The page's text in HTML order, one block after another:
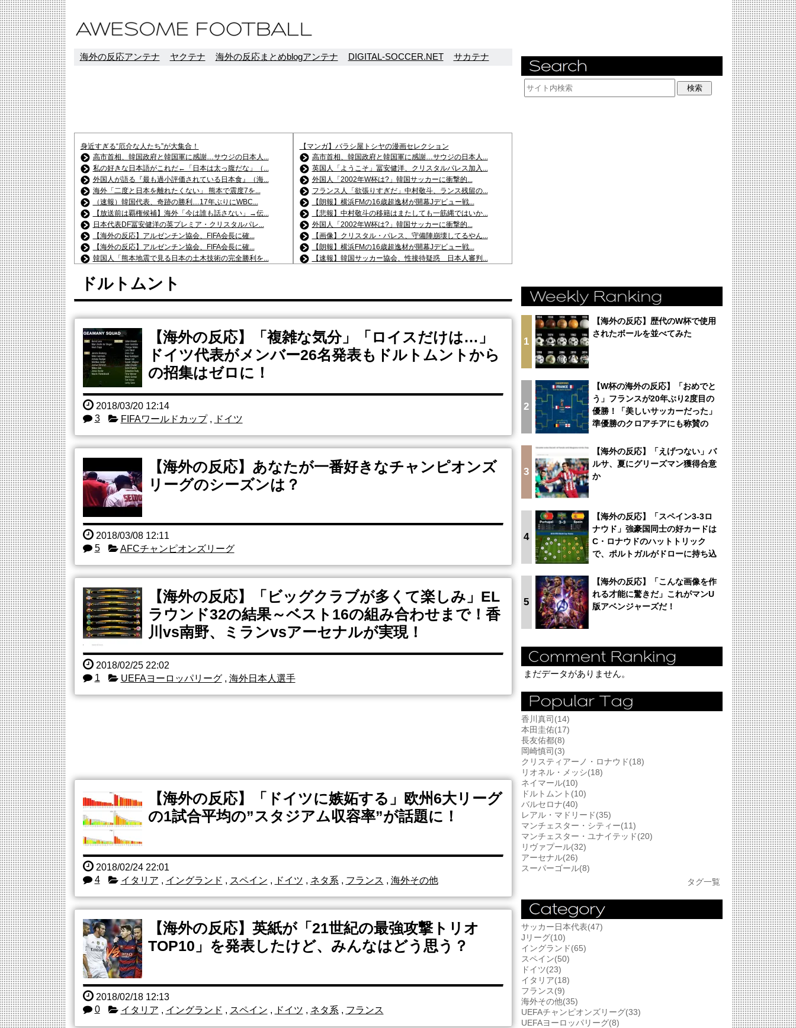
海外の反応アンテナ ヤクテナ 海外の反応まとめblogアンテナ DIGITAL-SOCCER.NET サカテナ
身近すぎる“厄介な人たち”が大集合！
高市首相、韓国政府と韓国軍に感謝…サウジの日本人...
私の好きな日本語がこれだ←「日本は太っ腹だな」（...
外国人が語る『最も過小評価されている日本食』（海...
海外「二度と日本を離れたくない」 熊本で震度7を...
（速報）韓国代表、奇跡の勝利…17年ぶりにWBC...
【放送前は覇権候補】海外「今は誰も話さない」→伝...
日本代表DF冨安健洋の英プレミア・クリスタルパレ...
【海外の反応】アルゼンチン協会、FIFA会長に確...
【海外の反応】アルゼンチン協会、FIFA会長に確...
韓国人「熊本地震で見る日本の土木技術の完全勝利を...
海外「まるでタイムスリップしたみたいだ…！」日本...
【海外】Metal Hammer：ダウンロード・...
韓国サッカー前監督を任意聴取…業務上背任などの容...
外国人「日本の未来は安泰だ」16歳MF三井寺眞、...
Powered by livedoor 相互RSS
【マンガ】バラシ屋トシヤの漫画セレクション
高市首相、韓国政府と韓国軍に感謝…サウジの日本人...
英国人「ようこそ」冨安健洋、クリスタルパレス加入...
外国人「2002年W杯は?」韓国サッカーに衝撃的...
フランス人「欲張りすぎだ」中村敬斗、ランス残留の...
【朗報】横浜FMの16歳超逸材が開幕Jデビュー戦...
【悲報】中村敬斗の移籍はまたしても一筋縄ではいか...
外国人「2002年W杯は?」韓国サッカーに衝撃的...
【画像】クリスタル・パレス、守備陣崩壊してるやん...
【朗報】横浜FMの16歳超逸材が開幕Jデビュー戦...
【速報】韓国サッカー協会、性接待疑惑 日本人審判...
...
...
Powered by livedoor 相互RSS
ドルトムント
【海外の反応】「複雑な気分」「ロイスだけは…」
ドイツ代表がメンバー26名発表もドルトムントから
の招集はゼロに！
2018/03/20 12:14
3
FIFAワールドカップ, ドイツ
【海外の反応】あなたが一番好きなチャンピオンズ
リーグのシーズンは？
2018/03/08 12:11
5
AFCチャンピオンズリーグ
【海外の反応】「ビッグクラブが多くて楽しみ」EL
ラウンド32の結果～ベスト16の組み合わせまで！香
川vs南野、ミランvsアーセナルが実現！
2018/02/25 22:02
1
UEFAヨーロッパリーグ, 海外日本人選手
【海外の反応】「ドイツに嫉妬する」欧州6大リーグ
の1試合平均の”スタジアム収容率”が話題に！
2018/02/24 22:01
4
イタリア , イングランド , スペイン , ドイツ , ネタ系 , フランス , 海外その他
【海外の反応】英紙が「21世紀の最強攻撃トリオ
TOP10」を発表したけど、みんなはどう思う？
2018/02/18 12:13
0
イタリア , イングランド , スペイン , ドイツ , ネタ系 , フランス
1
【海外の反応】歴代のW杯で使用
されたボールを並べてみた
2
【W杯の海外の反応】「おめでと
う」フランスが20年ぶり2度目の
優勝！「美しいサッカーだった」
準優勝のクロアチアにも称賛の
3
【海外の反応】「えげつない」バ
ルサ、夏にグリーズマン獲得合意
か
4
【海外の反応】「スペイン3-3ロ
ナウド」強豪国同士の好カードは
C・ロナウドのハットトリック
で、ポルトガルがドローに持ち込
5
【海外の反応】「こんな画像を作
れる才能に驚きだ」これがマンU
版アベンジャーズだ！
まだデータがありません。
香川真司(14)
本田圭佑(17)
長友佑都(8)
岡崎慎司(3)
クリスティアーノ・ロナウド(18)
リオネル・メッシ(18)
ネイマール(10)
ドルトムント(10)
バルセロナ(40)
レアル・マドリード(35)
マンチェスター・シティー(11)
マンチェスター・ユナイテッド(20)
リヴァプール(32)
アーセナル(26)
スーパーゴール(8)
タグ一覧
サッカー日本代表(47)
Jリーグ(10)
イングランド(65)
スペイン(50)
ドイツ(23)
イタリア(18)
フランス(9)
海外その他(35)
UEFAチャンピオンズリーグ(33)
UEFAヨーロッパリーグ(8)